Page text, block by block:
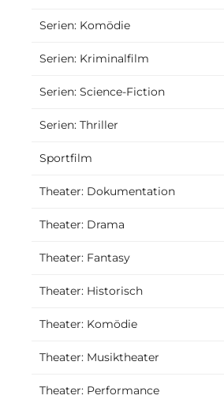
Serien: Komödie
Serien: Kriminalfilm
Serien: Science-Fiction
Serien: Thriller
Sportfilm
Theater: Dokumentation
Theater: Drama
Theater: Fantasy
Theater: Historisch
Theater: Komödie
Theater: Musiktheater
Theater: Performance